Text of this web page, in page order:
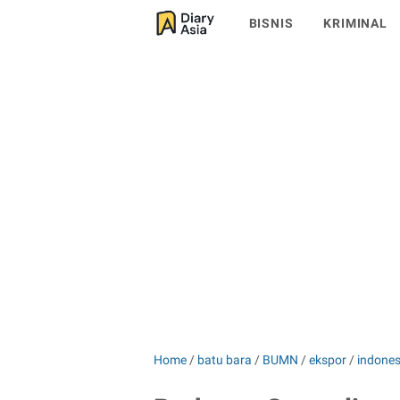
BISNIS KRIMINAL
Home / batu bara / BUMN /ekspor /